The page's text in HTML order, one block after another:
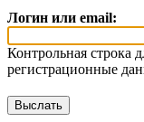
Логин или email:
Контрольная строка
регистрационные